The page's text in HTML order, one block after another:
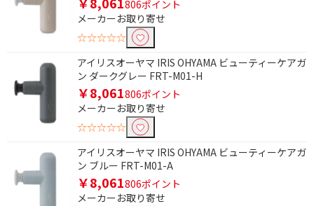
806ポイント
メーカーお取り寄せ
☆☆☆☆☆
アイリスオーヤマ IRIS OHYAMA ビューティーケアガ
ン ダークグレー FRT-M01-H
￥8,061806ポイント
メーカーお取り寄せ
☆☆☆☆☆
アイリスオーヤマ IRIS OHYAMA ビューティーケアガ
ン ブルー FRT-M01-A
￥8,061806ポイント
メーカーお取り寄せ